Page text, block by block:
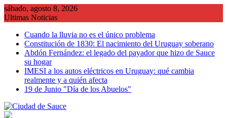
Saltar
al
sábado, agosto 8, 2026
Ultimas Noticias
Cuando la lluvia no es el único problema
Constitución de 1830: El nacimiento del Uruguay soberano
Abdón Fernández: el legado del payador que hizo de Sauce
su hogar
IMESI a los autos eléctricos en Uruguay: qué cambia
realmente y a quién afecta
19 de Junio "Día de los Abuelos"